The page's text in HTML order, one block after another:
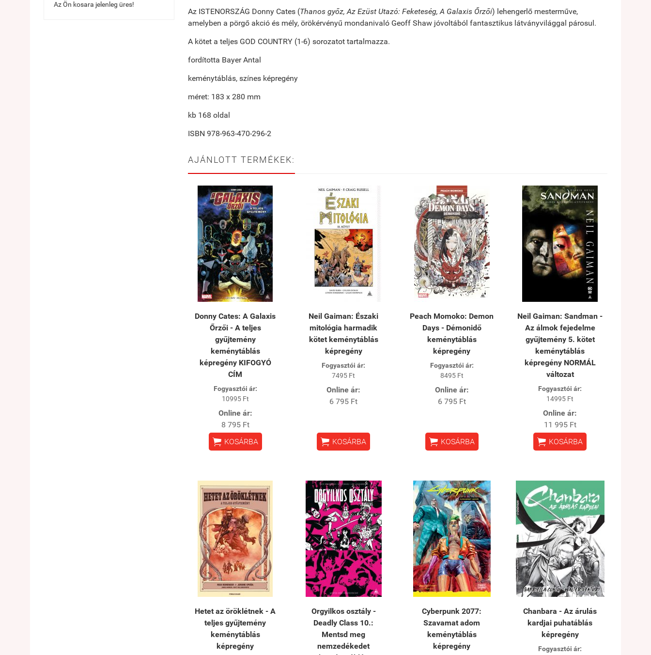
Az Ön kosara jelenleg üres!
Az ISTENORSZÁG Donny Cates (Thanos győz, Az Ezüst Utazó: Feketeség, A Galaxis Őrzői) lehengerlő mesterműve,
amelyben a pörgő akció és mély, örökérvényű mondanivaló Geoff Shaw jóvoltából fantasztikus látványvilággal párosul.
A kötet a teljes GOD COUNTRY (1-6) sorozatot tartalmazza.
fordította Bayer Antal
keménytáblás, színes képregény
méret: 183 x 280 mm
kb 168 oldal
ISBN 978-963-470-296-2
AJÁNLOTT TERMÉKEK:
Donny Cates: A Galaxis
Őrzői - A teljes
gyűjtemény
keménytáblás
képregény KIFOGYÓ
CÍM
Fogyasztói ár:
10995 Ft
Online ár:
8 795 Ft
 KOSÁRBA
Neil Gaiman: Északi
mitológia harmadik
kötet keménytáblás
képregény
Fogyasztói ár:
7495 Ft
Online ár:
6 795 Ft
 KOSÁRBA
Peach Momoko: Demon
Days - Démonidő
keménytáblás
képregény
Fogyasztói ár:
8495 Ft
Online ár:
6 795 Ft
 KOSÁRBA
Neil Gaiman: Sandman -
Az álmok fejedelme
gyűjtemény 5. kötet
keménytáblás
képregény NORMÁL
változat
Fogyasztói ár:
14995 Ft
Online ár:
11 995 Ft
 KOSÁRBA
Hetet az öröklétnek - A
teljes gyűjtemény
keménytáblás
képregény
Orgyilkos osztály -
Deadly Class 10.:
Mentsd meg
nemzedékedet
Cyberpunk 2077:
Szavamat adom
keménytáblás
képregény
Chanbara - Az árulás
kardjai puhatáblás
képregény
Fogyasztói ár: